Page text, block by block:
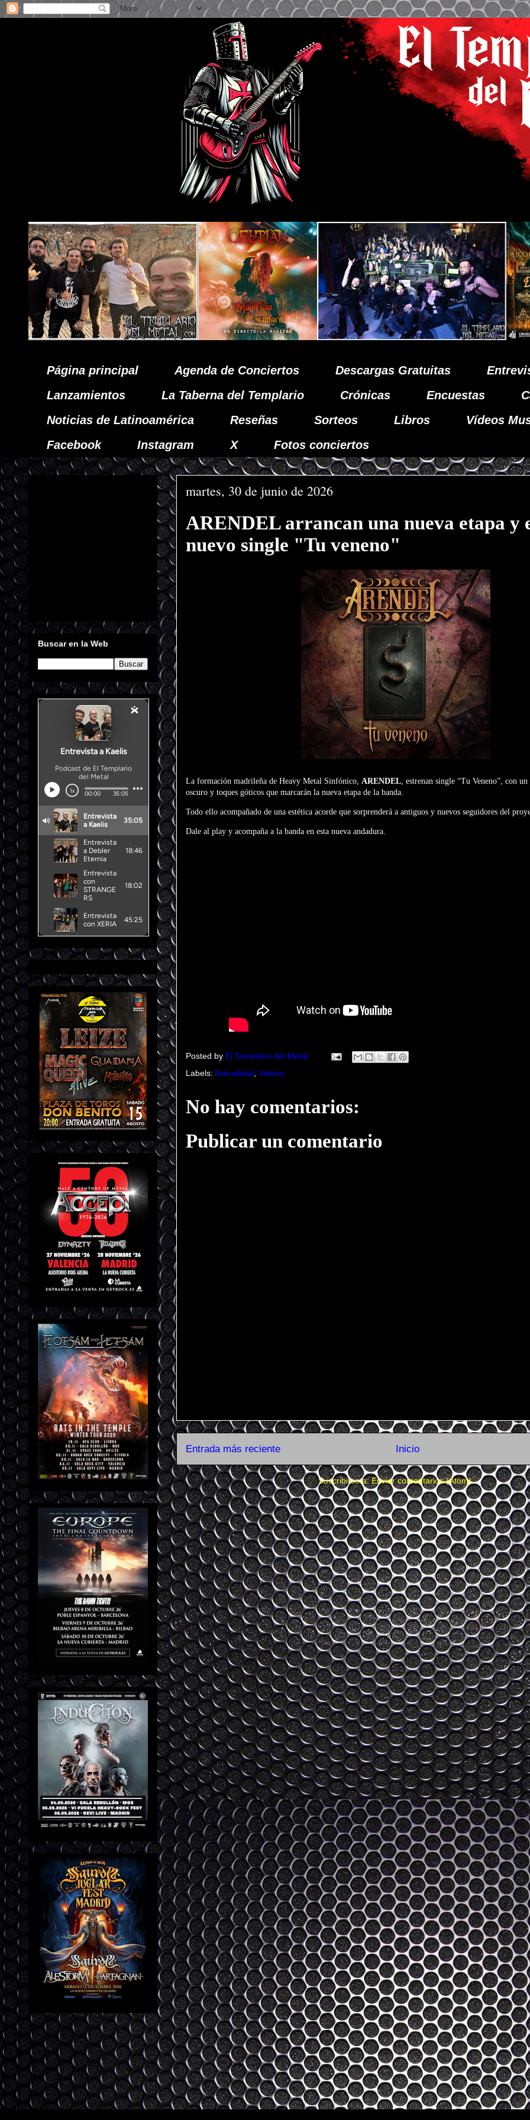
Página principal Agenda de Conciertos Descargas Gratuitas
Lanzamientos
La Taberna del Templario Crónicas Encuestas
Noticias de Latinoamérica
Reseñas Sorteos Libros
Vídeos
Facebook
Instagram X Fotos conciertos
martes, 30 de junio de 2026
ARENDEL arrancan una nueva etapa y
nuevo single "Tu veneno"
La formación madrileña de Heavy Metal Sinfónico, ARENDEL, estrenan single “Tu Veneno”, con
oscuro y toques góticos que marcarán la nueva etapa de la banda.
Todo ello acompañado de una estética acorde que sorprenderá a antiguos y nuevos seguidores del
Dale al play y acompaña a la banda en esta nueva andadura.
Posted by El Templario del Metal
Labels: Actualidad Videos
No hay comentarios:
Publicar un comentario
Entrada más reciente Inicio
Suscribirse a:Enviar comentarios (Atom)
Buscar en la Web